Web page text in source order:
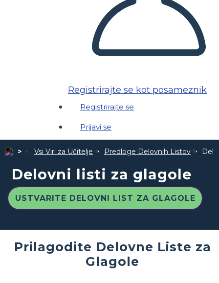
Registrirajte se kot posameznik
Registrirajte se
Prijavi se
Vsi Viri za Učitelje Predloge Delovnih Listov
Delovni listi za glagole
USTVARITE DELOVNI LIST ZA GLAGOLE
Prilagodite Delovne Liste za
Glagole